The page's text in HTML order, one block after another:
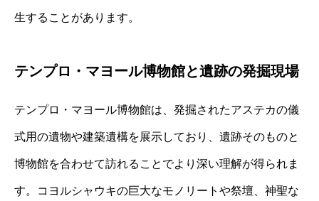
生することがあります。
テンプロ・マヨール博物館と遺跡の発掘現場
テンプロ・マヨール博物館は、発掘されたアステカの儀
式用の遺物や建築遺構を展示しており、遺跡そのものと
博物館を合わせて訪れることでより深い理解が得られま
す。コヨルシャウキの巨大なモノリートや祭壇、神聖な